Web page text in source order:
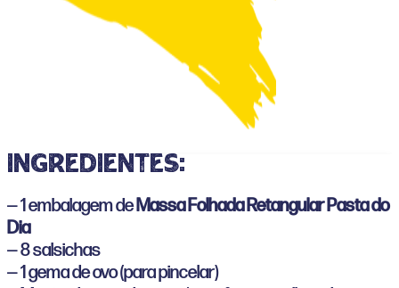
ingredientes:
— 1 embalagem deMassa Folhada Retangular Pasta do
Dia
— 8 salsichas
— 1 gema de ovo (para pincelar)